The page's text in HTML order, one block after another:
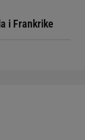
i Frankrike